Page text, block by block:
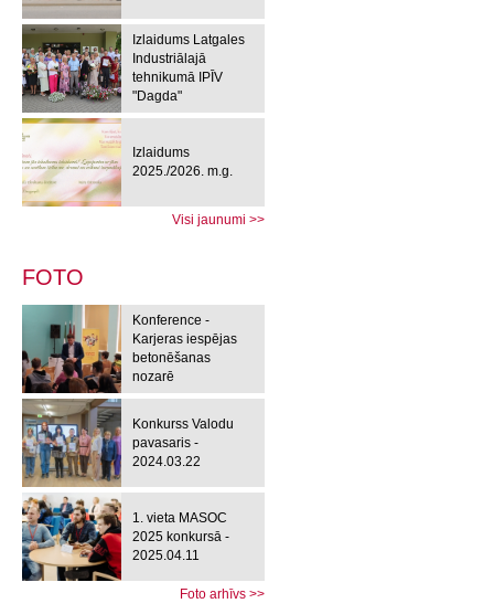
Izlaidums Latgales
Industriālajā
tehnikumā IPĪV
"Dagda"
Izlaidums
2025./2026. m.g.
Visi jaunumi >>
FOTO
Konference -
Karjeras iespējas
betonēšanas
nozarē
Konkurss Valodu
pavasaris -
2024.03.22
1. vieta MASOC
2025 konkursā -
2025.04.11
Foto arhīvs >>